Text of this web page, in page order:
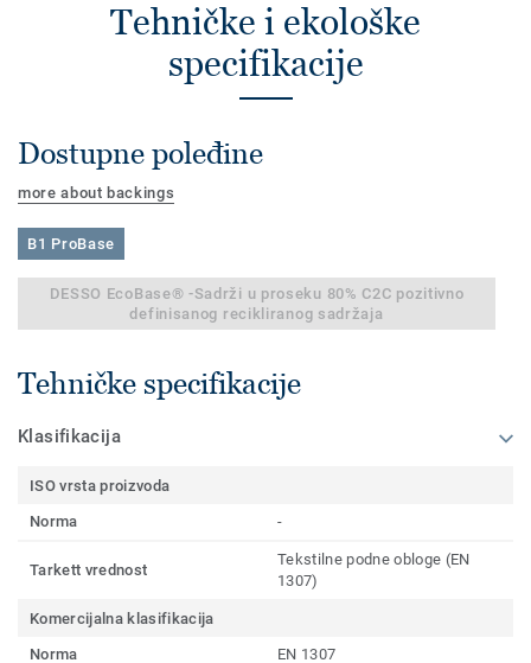
Tehničke i ekološke
specifikacije
Dostupne poleđine
more about backings
B1 ProBase
DESSO EcoBase® -Sadrži u proseku 80% C2C pozitivno
definisanog recikliranog sadržaja
Tehničke specifikacije
Klasifikacija
ISO vrsta proizvoda
Norma
-
Tarkett vrednost
Tekstilne podne obloge (EN
1307)
Komercijalna klasifikacija
Norma
EN 1307